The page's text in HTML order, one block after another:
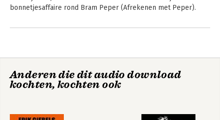
2004, de Prijs voor
Slotervaartziekenhuis
Slotervaartziekenhuis
bonnetjesaffaire rond Bram Peper (Afrekenen met Peper).
Anderen die dit audio download
kochten, kochten ook